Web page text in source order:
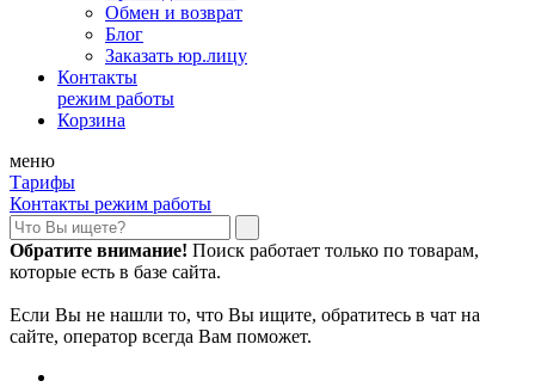
Обмен и возврат
Блог
Заказать юр.лицу
Контакты
режим работы
Корзина
меню
Тарифы
Контакты режим работы
Обратите внимание! Поиск работает только по товарам,
которые есть в базе сайта.
Если Вы не нашли то, что Вы ищите, обратитесь в чат на
сайте, оператор всегда Вам поможет.